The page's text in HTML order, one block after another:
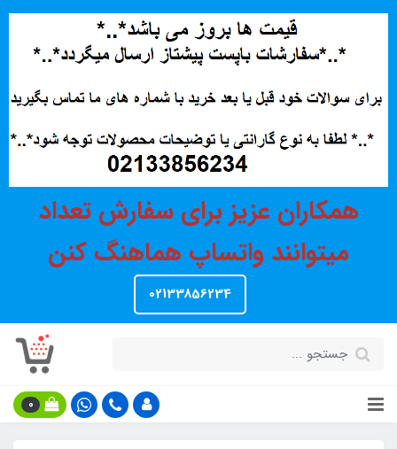
همکاران عزیز برای سفارش تعداد
میتوانند واتساپ هماهنگ کنن
02133856234
0